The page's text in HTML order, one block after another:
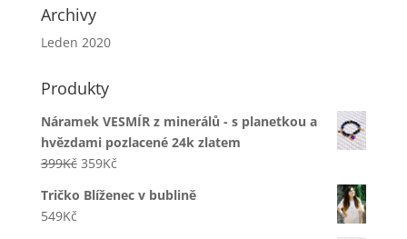
Archivy
Leden 2020
Produkty
Náramek VESMÍR z minerálů - s planetkou a
hvězdami pozlacené 24k zlatem
399Kč Původní
byla:
359KčAktuální
je:
Tričko Blíženec v bublině
549Kč